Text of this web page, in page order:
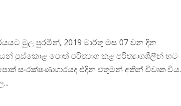
මුල පුරමින්, 2019 මාර්තු මස 07 වන දින
පුස්කොළ පොත් පරිත්‍යාග කළ පරිත්‍යාගශීලීන් හට
සංරක්ෂණාගාරයද එදින එතුමන් අතින් විවෘත විය.